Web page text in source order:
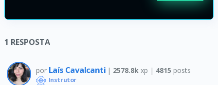
1 RESPOSTA
por Laís Cavalcanti | 2578.8k xp | 4815 posts
Instrutor